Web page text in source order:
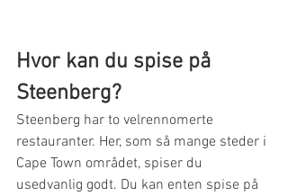
Hvor kan du spise på
Steenberg?
Steenberg har to velrennomerte
restauranter. Her, som så mange steder i
Cape Town området, spiser du
usedvanlig godt. Du kan enten spise på